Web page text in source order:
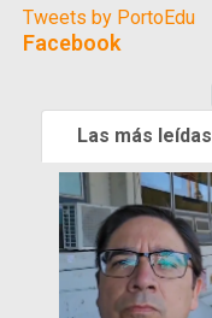
Tweets by PortoEdu
Facebook
Las más leídas